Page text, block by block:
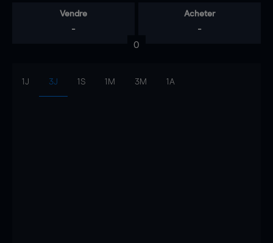
Vendre
-
Acheter
-
0
1J 3J 1S 1M 3M 1A